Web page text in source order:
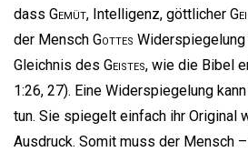
dass Gemüt, Intelligenz, göttlicher
der Mensch Gottes
Gleichnis des Geistes, wie die Bibel
1:26, 27). Eine Widerspiegelung
tun. Sie spiegelt einfach ihr Original
Ausdruck. Somit muss der Mensch